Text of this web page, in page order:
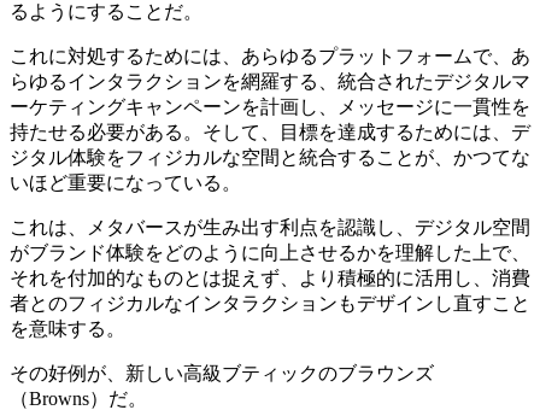
るようにすることだ。
これに対処するためには、あらゆるプラットフォームで、あ
らゆるインタラクションを網羅する、統合されたデジタルマ
ーケティングキャンペーンを計画し、メッセージに一貫性を
持たせる必要がある。そして、目標を達成するためには、デ
ジタル体験をフィジカルな空間と統合することが、かつてな
いほど重要になっている。
これは、メタバースが生み出す利点を認識し、デジタル空間
がブランド体験をどのように向上させるかを理解した上で、
それを付加的なものとは捉えず、より積極的に活用し、消費
者とのフィジカルなインタラクションもデザインし直すこと
を意味する。
その好例が、新しい高級ブティックのブラウンズ
（Browns）だ。